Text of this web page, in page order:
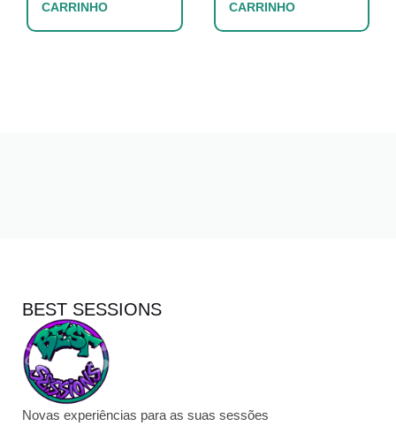
CARRINHO
CARRINHO
BEST SESSIONS
Novas experiências para as suas sessões